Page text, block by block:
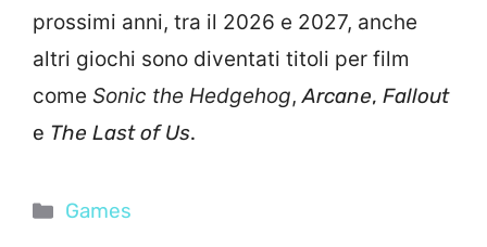
prossimi anni, tra il 2026 e 2027, anche
altri giochi sono diventati titoli per film
come Sonic the Hedgehog, Arcane, Fallout
e The Last of Us.
Categorie
Games